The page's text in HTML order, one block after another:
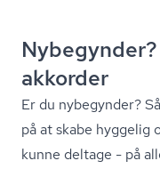
akkorder
Er du nybegynder?
på at skabe hyggelig
kunne deltage - på